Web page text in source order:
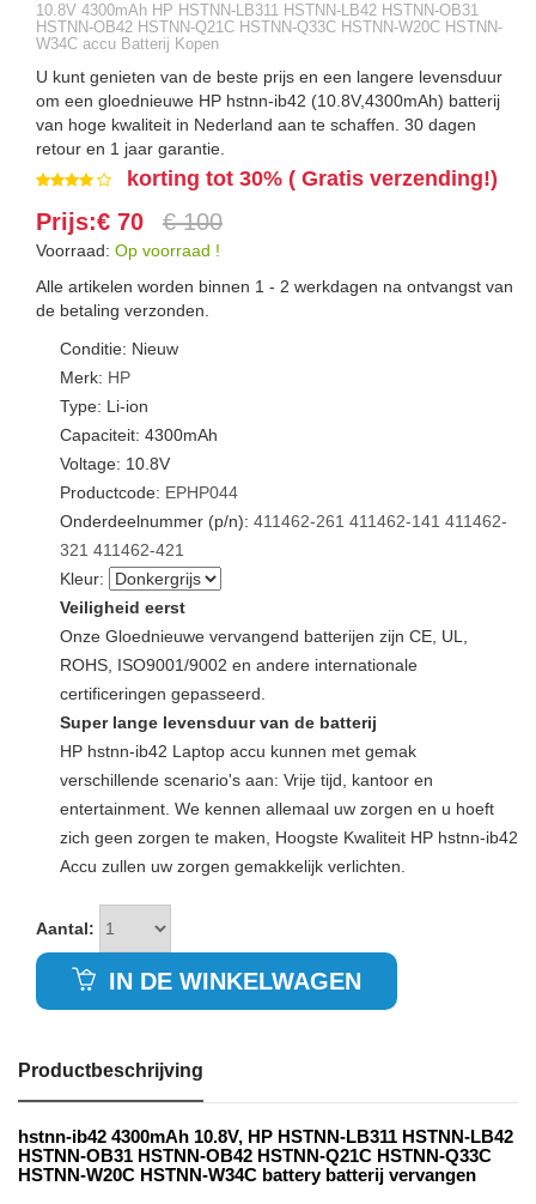
10.8V 4300mAh HP HSTNN-LB311 HSTNN-LB42 HSTNN-OB31
HSTNN-OB42 HSTNN-Q21C HSTNN-Q33C HSTNN-W20C HSTNN-
W34C accu Batterij Kopen
U kunt genieten van de beste prijs en een langere levensduur
om een gloednieuwe HP hstnn-ib42 (10.8V,4300mAh) batterij
van hoge kwaliteit in Nederland aan te schaffen. 30 dagen
retour en 1 jaar garantie.
korting tot 30% ( Gratis verzending!)
Prijs:€ 70 € 100
Voorraad: Op voorraad !
Alle artikelen worden binnen 1 - 2 werkdagen na ontvangst van
de betaling verzonden.
Conditie: Nieuw
Merk: HP
Type: Li-ion
Capaciteit: 4300mAh
Voltage: 10.8V
Productcode: EPHP044
Onderdeelnummer (p/n): 411462-261 411462-141 411462-
321 411462-421
Kleur:
Veiligheid eerst
Onze Gloednieuwe vervangend batterijen zijn CE, UL,
ROHS, ISO9001/9002 en andere internationale
certificeringen gepasseerd.
Super lange levensduur van de batterij
HP hstnn-ib42 Laptop accu kunnen met gemak
verschillende scenario's aan: Vrije tijd, kantoor en
entertainment. We kennen allemaal uw zorgen en u hoeft
zich geen zorgen te maken, Hoogste Kwaliteit HP hstnn-ib42
Accu zullen uw zorgen gemakkelijk verlichten.
Aantal:
IN DE WINKELWAGEN
Productbeschrijving
hstnn-ib42 4300mAh 10.8V, HP HSTNN-LB311 HSTNN-LB42
HSTNN-OB31 HSTNN-OB42 HSTNN-Q21C HSTNN-Q33C
HSTNN-W20C HSTNN-W34C battery batterij vervangen